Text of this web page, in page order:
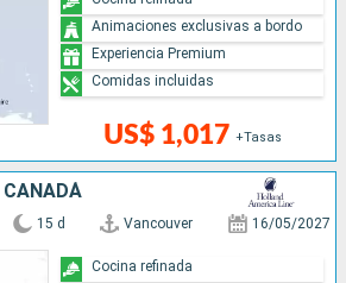
US$ 1,017 +Tasas
Animaciones exclusivas a bordo
Experiencia Premium
Comidas incluidas
CANADÁ
15 d Vancouver 16/05/2027
Cocina refinada